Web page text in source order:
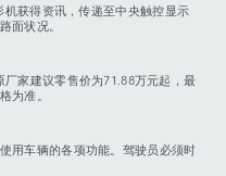
获得资讯，传递至中央触控显示
面状况。
家建议零售价为71.88万元起，最
为准。
用车辆的各项功能。驾驶员必须时